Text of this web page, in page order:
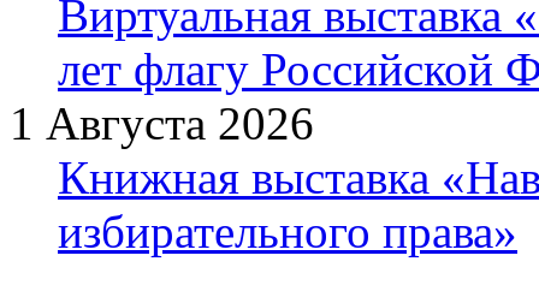
Виртуальная выставка
лет флагу Российской
1 Августа 2026
Книжная выставка
избирательного права»